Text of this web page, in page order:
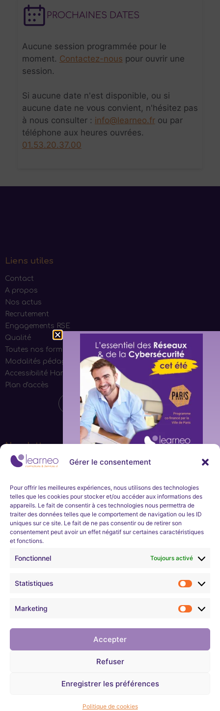
Gérer le consentement
Pour offrir les meilleures expériences, nous utilisons des technologies
telles que les cookies pour stocker et/ou accéder aux informations des
appareils. Le fait de consentir à ces technologies nous permettra de
traiter des données telles que le comportement de navigation ou les ID
uniques sur ce site. Le fait de ne pas consentir ou de retirer son
consentement peut avoir un effet négatif sur certaines caractéristiques
et fonctions.
Fonctionnel Toujours activé
Statistiques
Marketing
Accepter
Refuser
Enregistrer les préférences
Politique de cookies
PROCHAINES DATES
Aucune session programmée pour le
moment. Contactez-nous pour ouvrir une
session.
Si aucune date n'est disponible, ou si
aucune date ne vous convient, n'hésitez pas
à nous consulter : info@learneo.frou par
téléphone aux heures ouvrées.
01.53.20.37.00
Liens utiles
Contact
A propos
Nos actus
Recrutement
Engagements RSE
Qualité
Toutes nos formations
Modalités pédagogiques
Accessibilité Handicap
Plan d'accès
Newsletter
Ne manquez aucune actualité de la part de Learneo
vous à notre newsletter mensuelle.
S'inscrire
Nous développons l’expertise professionnelle et soutenons
l’évolution de carrières dans les domaines technologiques
Règlement intérieur
CGV
©2026. Learneo tous droits réservés.
immédiate
et en
continu
Learneo Académie organise unprogramme
semaines sur les bases des réseaux et de la
intégrer une
d’emploi parisiens (ParisCode).